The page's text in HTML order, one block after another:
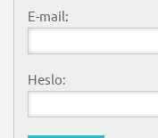
E-mail:
Heslo: